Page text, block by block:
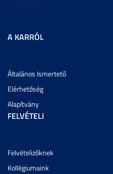
A KARRÓL
Általános Ismertető
Elérhetőség
Alapítvány
FELVÉTELI
Felvételizőknek
Kollégiumaink